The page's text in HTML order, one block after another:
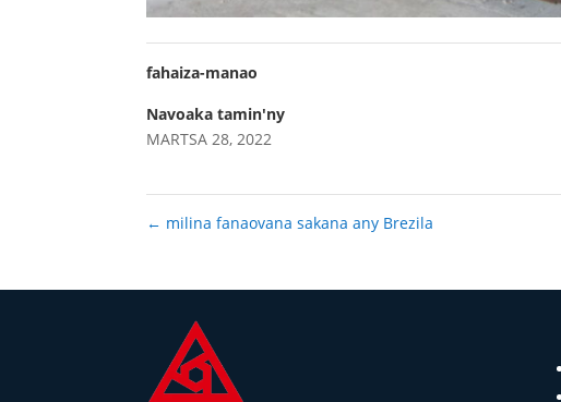
fahaiza-manao
Navoaka tamin'ny
MARTSA 28, 2022
← milina fanaovana sakana any Brezila